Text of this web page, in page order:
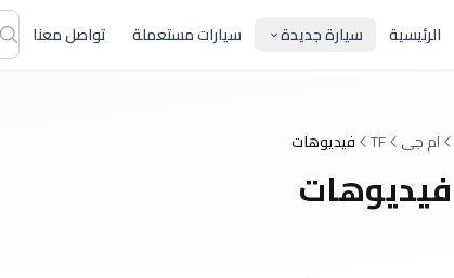
الرئيسية سيارة جديدة سيارات مستعملة تواصل معنا
ام جى TF فيديوهات